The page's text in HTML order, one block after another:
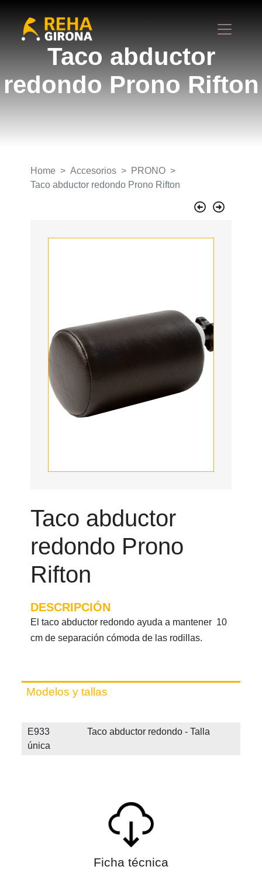
Taco abductor
redondo Prono Rifton
Home Accesorios
PRONO
Taco abductor redondo Prono Rifton
Taco abductor
redondo Prono
Rifton
DESCRIPCIÓN
El taco abductor redondo ayuda a mantener 10
cm de separación cómoda de las rodillas.
Modelos y tallas
E933 Taco abductor redondo - Talla
única
Ficha técnica